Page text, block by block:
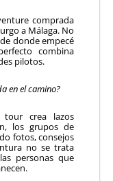
comprada
a Málaga. No
donde empecé
combina
pilotos.
en el camino?
crea lazos
los grupos de
fotos, consejos
no se trata
personas que